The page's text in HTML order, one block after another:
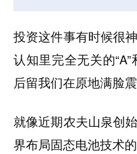
投资这件事有时候很
认知里完全无关的
后留我们在原地满脸震
就像近期农夫山泉创
界布局固态电池技术的